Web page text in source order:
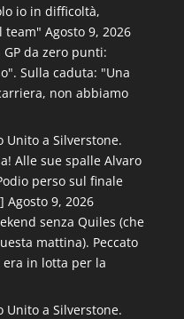
io in difficoltà,
team" Agosto 9, 2026
da zero punti:
Sulla caduta: "Una
non abbiamo
Unito a Silverstone.
Alle sue spalle Alvaro
perso sul finale
Agosto 9, 2026
senza Quiles (che
mattina). Peccato
in lotta per la
Unito a Silverstone.